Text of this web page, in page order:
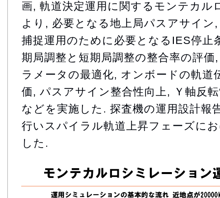
画, 軌道決定運用に関するモンテカル
より, 必要となる地上局パスアサイン
捕捉運用のために必要となるIES停止
期局調整と短期局調整の整合率の評
ラメータの最適化, オンボードの軌道
価, パスアサイン整合性向上, Ｙ軸反
などを実施した. 探査機の運用設計報
行いスパイラル軌道上昇フェーズに
した.